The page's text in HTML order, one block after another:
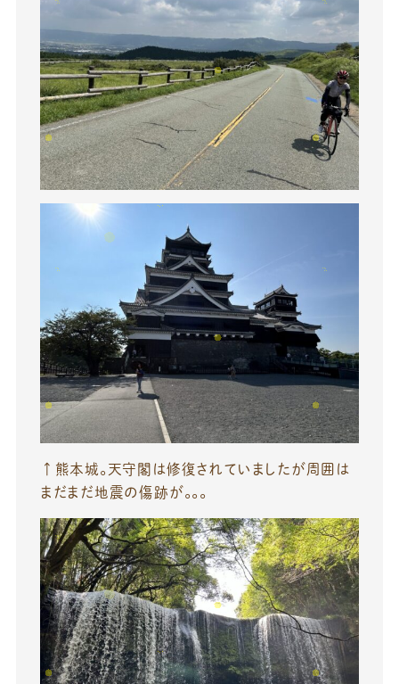
↑熊本城。天守閣は修復されていましたが周囲は
まだまだ地震の傷跡が。。。